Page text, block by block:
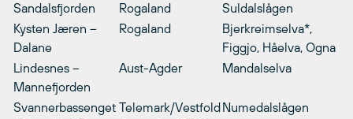
Sandalsfjorden Rogaland
Suldalslågen
Kysten Jæren –
Dalane
Rogaland
Bjerkreimselva*,
Figgjo, Håelva, Ogna
Lindesnes –
Mannefjorden
Aust-Agder Mandalselva
Svannerbassenget Telemark/VestfoldNumedalslågen